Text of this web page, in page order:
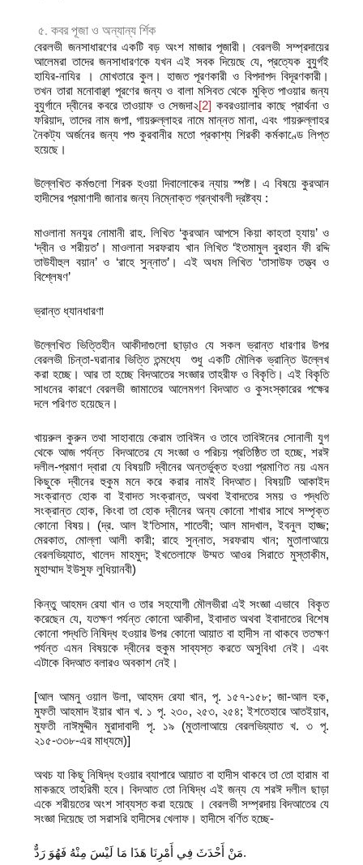
৫. কবর পূজা ও অন্যান্য র্শিক
বেরলভী জনসাধারণের একটি বড় অংশ মাজার পূজারী। বেরলভী সম্প্রদায়ের
আলেমরা তাদের জনসাধারণকে যখন এই সবক দিয়েছে যে, প্রত্যেক বুযুর্গই
হাযির-নাযির । মোখতারে কুল। হাজত পূরণকারী ও বিপদাপদ বিদূরণকারী।
তখন তারা মনোবাঞ্ছা পূরণের জন্য ও বালা মসিবত থেকে মুক্তি পাওয়ার জন্য
বুযুর্গানে দ্বীনের কবরে তাওয়াফ ও সেজদা২[2] কবরওয়ালার কাছে প্রার্থনা ও
ফরিয়াদ, তাদের নাম জপা, গায়রুল্লাহর নামে মান্নত মানা, এবং গায়রুল্লাহর
নৈকট্য অর্জনের জন্য পশু কুরবানীর মতো প্রকাশ্য শিরকী কর্মকাণ্ডে লিপ্ত
হয়েছে।
উল্লেখিত কর্মগুলো শিরক হওয়া দিবালোকের ন্যায় স্পষ্ট। এ বিষয়ে কুরআন
হাদীসের প্রমাণাদী জানার জন্য নিম্নোক্ত গ্রন্থাবলী দ্রষ্টব্য :
মাওলানা মনযুর নোমানী রাহ. লিখিত ‘কুরআন আপসে কিয়া কাহতা হ্যায়’ ও
‘দ্বীন ও শরীয়ত’। মাওলানা সরফরায খান লিখিত ‘ইতমামুল বুরহান ফী রদ্দি
তাউযীহুল বয়ান’ ও ‘রাহে সুন্নাত’। এই অধম লিখিত ‘তাসাউফ তত্ত্ব ও
বিশ্লেষণ’
ভ্রান্ত ধ্যানধারণা
উল্লেখিত ভিত্তিহীন আকীদাগুলো ছাড়াও যে সকল ভ্রান্ত ধারণার উপর
বেরলভী চিন্তা-ঘরানার ভিত্তি তন্মধ্যে শুধু একটি মৌলিক ভ্রান্তি উল্লেখ
করা হচ্ছে। আর তা হচ্ছে বিদআতের সংজ্ঞার তাহরীফ ও বিকৃতি। এই বিকৃতি
সাধনের কারণে বেরলভী জামাতের আলেমগণ বিদআত ও কুসংস্কারের পক্ষের
দলে পরিণত হয়েছেন।
খায়রুল কুরুন তথা সাহাবায়ে কেরাম তাবিঈন ও তাবে তাবিঈনের সোনালী যুগ
থেকে আজ পর্যন্ত বিদআতের যে সংজ্ঞা ও পরিচয় প্রতিষ্ঠিত তা হচ্ছে, শরঈ
দলীল-প্রমাণ দ্বারা যে বিষয়টি দ্বীনের অন্তর্ভুক্ত হওয়া প্রমাণিত নয় এমন
কিছুকে দ্বীনের হুকুম মনে করে করার নামই বিদআত। বিষয়টি আকাইদ
সংক্রান্ত হোক বা ইবাদত সংক্রান্ত, অথবা ইবাদতের সময় ও পদ্ধতি
সংক্রান্ত হোক, কিংবা তা হোক দ্বীনের অন্য কোনো শাখার সাথে সম্পৃক্ত
কোনো বিষয়। (দ্র. আল ই‘তিসাম, শাতেবী; আল মাদখাল, ইবনুল হাজ্জ;
মেরকাত, মোল্লা আলী কারী; রাহে সুন্নাত, সরফরায খান; মুতালাআয়ে
বেরলভিয়্যাত, খালেদ মাহমুদ; ইখতেলাফে উম্মত আওর সিরাতে মুস্তাকীম,
মুহাম্মাদ ইউসুফ লুধিয়ানবী)
কিন্তু আহমদ রেযা খান ও তার সহযোগী মৌলভীরা এই সংজ্ঞা এভাবে বিকৃত
করেছেন যে, যতক্ষণ পর্যন্ত কোনো আকীদা, ইবাদাত অথবা ইবাদাতের বিশেষ
কোনো পদ্ধতি নিষিদ্ধ হওয়ার উপর কোনো আয়াত বা হাদীস না থাকবে ততক্ষণ
পর্যন্ত এমন বিষয়কে দ্বীনের হুকুম সাব্যস্ত করতে অসুবিধা নেই। এবং
এটাকে বিদআত বলারও অবকাশ নেই।
[আল আমনু ওয়াল উলা, আহমদ রেযা খান, পৃ. ১৫৭-১৫৮; জা-আল হক,
মুফতী আহমাদ ইয়ার খান খ. ১ পৃ. ২৩০, ২৫৩, ২৫৪; ইশতেহারে আতইয়াব,
মুফতী নাঈমুদ্দীন মুরাদাবাদী পৃ. ১৯ (মুতালাআয়ে বেরলভিয়্যাত খ. ৩ পৃ.
২১৫-৩৩৮-এর মাধ্যমে)]
অথচ যা কিছু নিষিদ্ধ হওয়ার ব্যাপারে আয়াত বা হাদীস থাকবে তা তো হারাম বা
মাকরূহে তাহরিমী হবে। বিদআত তো নিষিদ্ধ এই জন্য যে শরঈ দলীল ছাড়া
একে শরীয়তের অংশ সাব্যস্ত করা হয়েছে । বেরলভী সম্প্রদায় বিদআতের যে
সংজ্ঞা দিয়েছে তা সরাসরি হাদীসের খেলাফ। হাদীসে বর্ণিত হচ্ছে-
مَنْ أَحْدَثَ فِي أَمْرِنَا هَذَا مَا لَيْسَ مِنْهُ فَهُوَ رَدٌّ.